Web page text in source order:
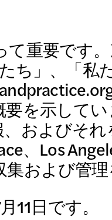
重要です
ち」、「私
を示して
およびそ
、Los
および管理
日です。